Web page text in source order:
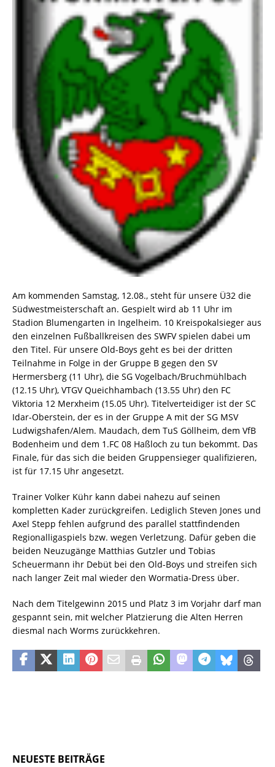
Am kommenden Samstag, 12.08., steht für unsere Ü32 die
Südwestmeisterschaft an. Gespielt wird ab 11 Uhr im
Stadion Blumengarten in Ingelheim. 10 Kreispokalsieger aus
den einzelnen Fußballkreisen des SWFV spielen dabei um
den Titel. Für unsere Old-Boys geht es bei der dritten
Teilnahme in Folge in der Gruppe B gegen den SV
Hermersberg (11 Uhr), die SG Vogelbach/Bruchmühlbach
(12.15 Uhr), VTGV Queichhambach (13.55 Uhr) den FC
Viktoria 12 Merxheim (15.05 Uhr). Titelverteidiger ist der SC
Idar-Oberstein, der es in der Gruppe A mit der SG MSV
Ludwigshafen/Alem. Maudach, dem TuS Göllheim, dem VfB
Bodenheim und dem 1.FC 08 Haßloch zu tun bekommt. Das
Finale, für das sich die beiden Gruppensieger qualifizieren,
ist für 17.15 Uhr angesetzt.
Trainer Volker Kühr kann dabei nahezu auf seinen
kompletten Kader zurückgreifen. Lediglich Steven Jones und
Axel Stepp fehlen aufgrund des parallel stattfindenden
Regionalligaspiels bzw. wegen Verletzung. Dafür geben die
beiden Neuzugänge Matthias Gutzler und Tobias
Scheuermann ihr Debüt bei den Old-Boys und streifen sich
nach langer Zeit mal wieder den Wormatia-Dress über.
Nach dem Titelgewinn 2015 und Platz 3 im Vorjahr darf man
gespannt sein, mit welcher Platzierung die Alten Herren
diesmal nach Worms zurückkehren.
NEUESTE BEITRÄGE